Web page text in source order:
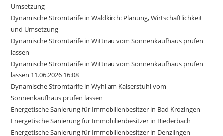
Umsetzung
Dynamische Stromtarife in Waldkirch: Planung, Wirtschaftlichkeit
und Umsetzung
Dynamische Stromtarife in Wittnau vom Sonnenkaufhaus prüfen
lassen
Dynamische Stromtarife in Wittnau vom Sonnenkaufhaus prüfen
lassen 11.06.2026 16:08
Dynamische Stromtarife in Wyhl am Kaiserstuhl vom
Sonnenkaufhaus prüfen lassen
Energetische Sanierung für Immobilienbesitzer in Bad Krozingen
Energetische Sanierung für Immobilienbesitzer in Biederbach
Energetische Sanierung für Immobilienbesitzer in Denzlingen